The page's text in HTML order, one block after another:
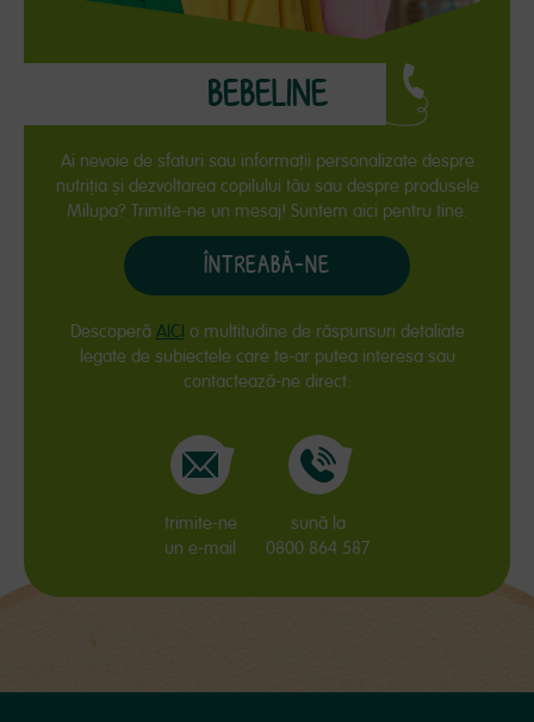
BEBELINE
Ai nevoie de sfaturi sau informaţii personalizate despre
nutriţia și dezvoltarea copilului tău sau despre produsele
Milupa? Trimite-ne un mesaj! Suntem aici pentru tine.
ÎNTREABĂ-NE
Descoperă AICI o multitudine de răspunsuri detaliate
legate de subiectele care te-ar putea interesa sau
contactează-ne direct:
trimite-ne
un e-mail
sună la
0800 864 587